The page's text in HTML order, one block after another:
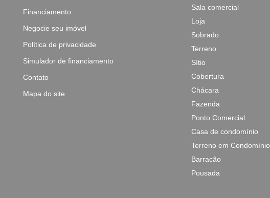
Financiamento
Negocie seu imóvel
Política de privacidade
Simulador de financiamento
Contato
Mapa do site
Sala comercial
Loja
Sobrado
Terreno
Sítio
Cobertura
Chácara
Fazenda
Ponto Comercial
Casa de condomínio
Terreno em Condomínio
Barracão
Pousada